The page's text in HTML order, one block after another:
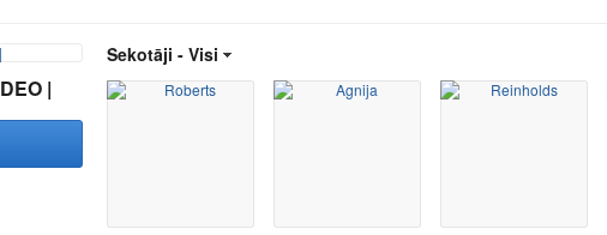
|
Sekotāji - Visi